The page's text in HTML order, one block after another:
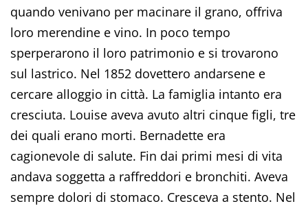
quando venivano per macinare il grano, offriva
loro merendine e vino. In poco tempo
sperperarono il loro patrimonio e si trovarono
sul lastrico. Nel 1852 dovettero andarsene e
cercare alloggio in città. La famiglia intanto era
cresciuta. Louise aveva avuto altri cinque figli, tre
dei quali erano morti. Bernadette era
cagionevole di salute. Fin dai primi mesi di vita
andava soggetta a raffreddori e bronchiti. Aveva
sempre dolori di stomaco. Cresceva a stento. Nel